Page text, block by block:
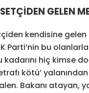
GELEN
kendisine gelen
Parti’nin bu
kadarını hiç kimse
kötü’
Bakanı atayan,